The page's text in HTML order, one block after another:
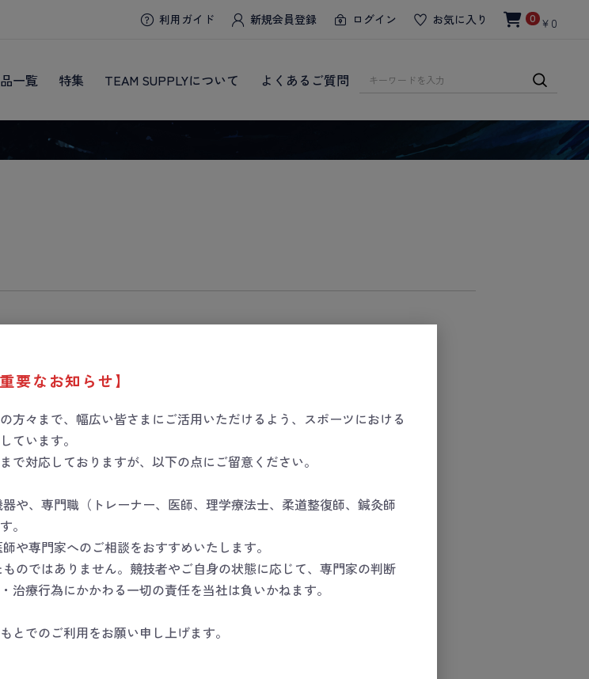
利用ガイド 新規会員登録 ログイン お気に入り 0 ￥0
一覧 特集 TEAM SUPPLYについて よくあるご質問
重要なお知らせ】
方々まで、幅広い皆さまにご活用いただけるよう、スポーツにおける
ています。
対応しておりますが、以下の点にご留意ください。
や、専門職（トレーナー、医師、理学療法士、柔道整復師、鍼灸師
。
や専門家へのご相談をおすすめいたします。
のではありません。競技者やご自身の状態に応じて、専門家の判断
療行為にかかわる一切の責任を当社は負いかねます。
でのご利用をお願い申し上げます。
承ください。